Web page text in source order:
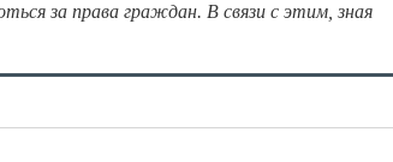
за права граждан. В связи с этим, зная